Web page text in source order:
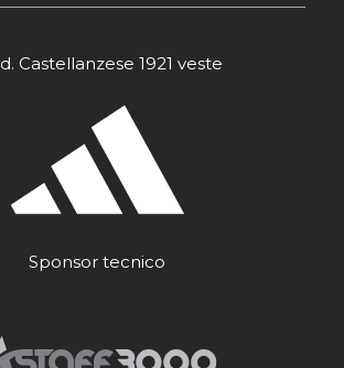
Castellanzese 1921 veste
Sponsor tecnico